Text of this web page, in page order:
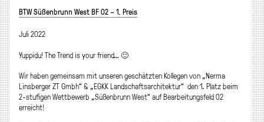
BTW Süßenbrunn West BF 02 – 1. Preis
Juli 2022
Yuppidu! The Trend is your friend… 🙂
Wir haben gemeinsam mit unseren geschätzten Kollegen von „Nerma
Linsberger ZT Gmbh“ & „EGKK Landschaftsarchitektur“ den 1. Platz beim
2-stufigen Wettbewerb „Süßenbrunn West“ auf Bearbeitungsfeld 02
erreicht!